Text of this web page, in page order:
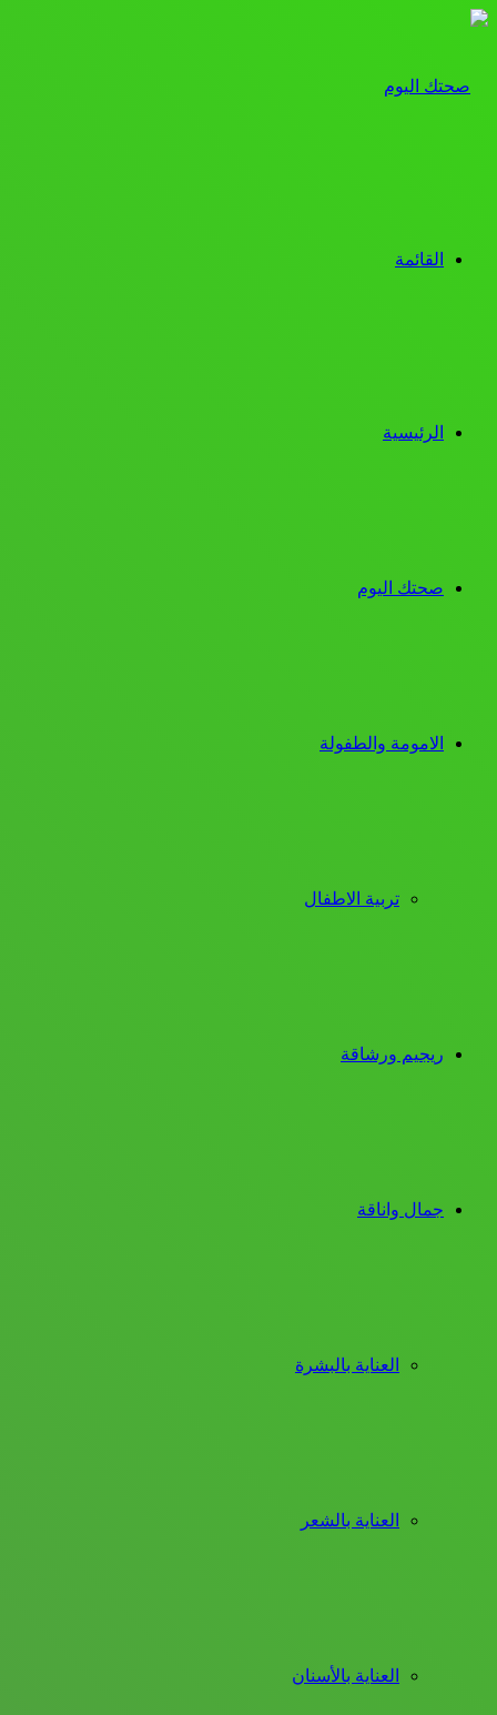
القائمة
الرئيسية
صحتك اليوم
الامومة والطفولة
تربية الاطفال
ريجيم ورشاقة
جمال واناقة
العناية بالبشرة
العناية بالشعر
العناية بالأسنان